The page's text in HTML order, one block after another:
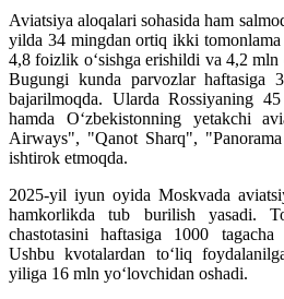
Aviatsiya aloqalari sohasida ham
yilda 34 mingdan ortiq ikki
4,8 foizlik o‘sishga erishildi va 4,2
Bugungi kunda parvozlar haftasiga
bajarilmoqda. Ularda Rossiyaning
hamda O‘zbekistonning yetakchi
Airways", "Qanot Sharq",
ishtirok etmoqda.
2025-yil iyun oyida Moskvada
hamkorlikda tub burilish yasadi.
chastotasini haftasiga 1000
Ushbu kvotalardan to‘liq
yiliga 16 mln yo‘lovchidan oshadi.